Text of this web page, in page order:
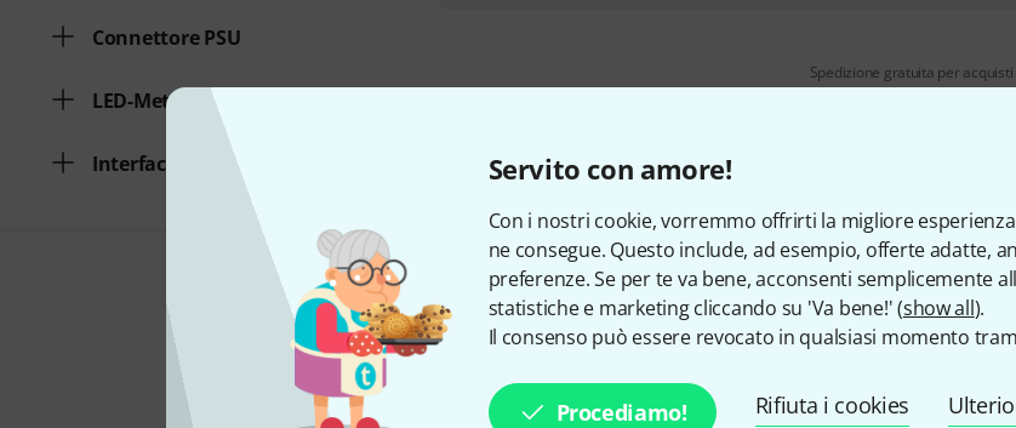
Servito con amore!
Con i nostri cookie, vorremmo offrirti la migliore
ne consegue. Questo include, ad esempio, offerte adatte,
preferenze. Se per te va bene, acconsenti semplicemente
statistiche e marketing cliccando su 'Va bene!' (show all).
Il consenso può essere revocato in qualsiasi momento
Procediamo! Rifiuta i cookies
Connettore PSU
LED-Meter
Interfaccia MIDI
Spedizione gratuita per
Ti piace ciò che vedi?